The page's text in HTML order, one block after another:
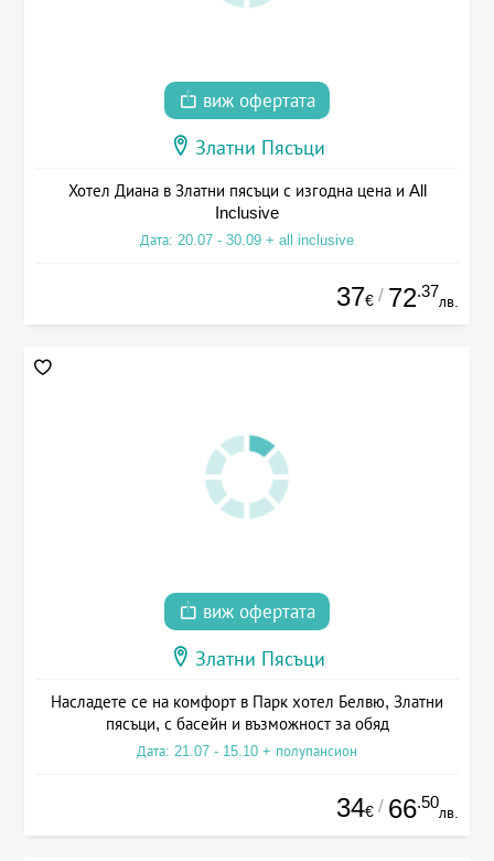
виж офертата
Златни Пясъци
Хотел Диана в Златни пясъци с изгодна цена и All
Inclusive
Дата: 20.07 - 30.09 + all inclusive
37€ / 72.37
лв.
виж офертата
Златни Пясъци
Насладете се на комфорт в Парк хотел Белвю, Златни
пясъци, с басейн и възможност за обяд
Дата: 21.07 - 15.10 + полупансион
34€ / 66.50
лв.